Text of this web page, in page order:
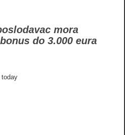
mora
do 3.000 eura
today